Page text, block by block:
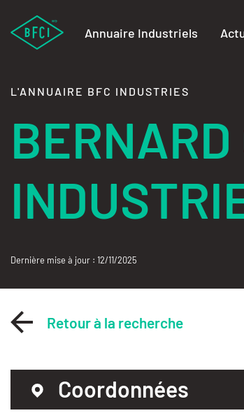
Annuaire Industriels
L'ANNUAIRE BFC INDUSTRIES
Dernière mise à jour : 12/11/2025
Retour à la recherche
Coordonnées